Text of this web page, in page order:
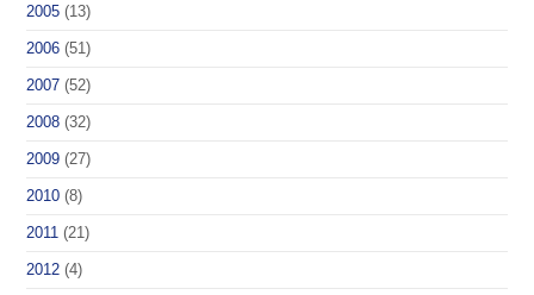
2005 (13)
2006 (51)
2007 (52)
2008 (32)
2009 (27)
2010 (8)
2011 (21)
2012 (4)